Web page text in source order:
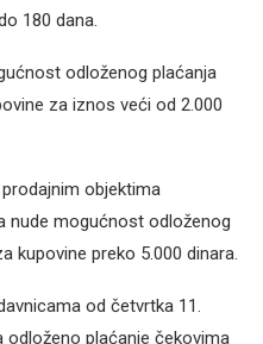
180 dana.
odloženog plaćanja
za iznos veći od 2.000
objektima
nude mogućnost odloženog
kupovine preko 5.000 dinara.
od četvrtka 11.
plaćanje čekovima